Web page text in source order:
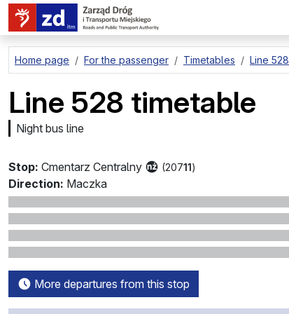
go to page content
Home page For the passenger Timetables Line 528
Line 528 timetable
Night bus line
Stop: Cmentarz Centralny (20711)
Direction: Maczka
More departures from this stop